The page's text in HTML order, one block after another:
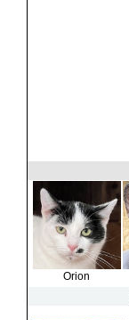
Orion